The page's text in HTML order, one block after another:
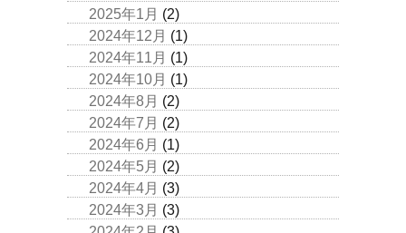
2025年1月 (2)
2024年12月 (1)
2024年11月 (1)
2024年10月 (1)
2024年8月 (2)
2024年7月 (2)
2024年6月 (1)
2024年5月 (2)
2024年4月 (3)
2024年3月 (3)